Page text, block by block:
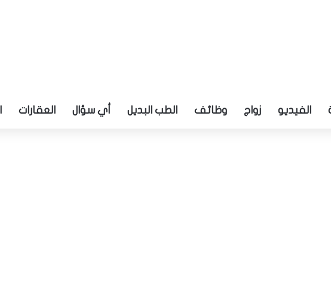
الفيديو زواج وظائف الطب البديل أي سؤال العقارات